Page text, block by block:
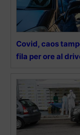
Covid, caos
fila per ore al